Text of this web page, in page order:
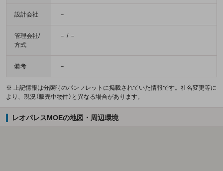
設計会社 －
管理会社/
方式
－ / －
備考 －
※ 上記情報は分譲時のパンフレットに掲載されていた情報です。社名変更等に
より、現況（販売中物件）と異なる場合があります。
レオパレスMOEの地図・周辺環境